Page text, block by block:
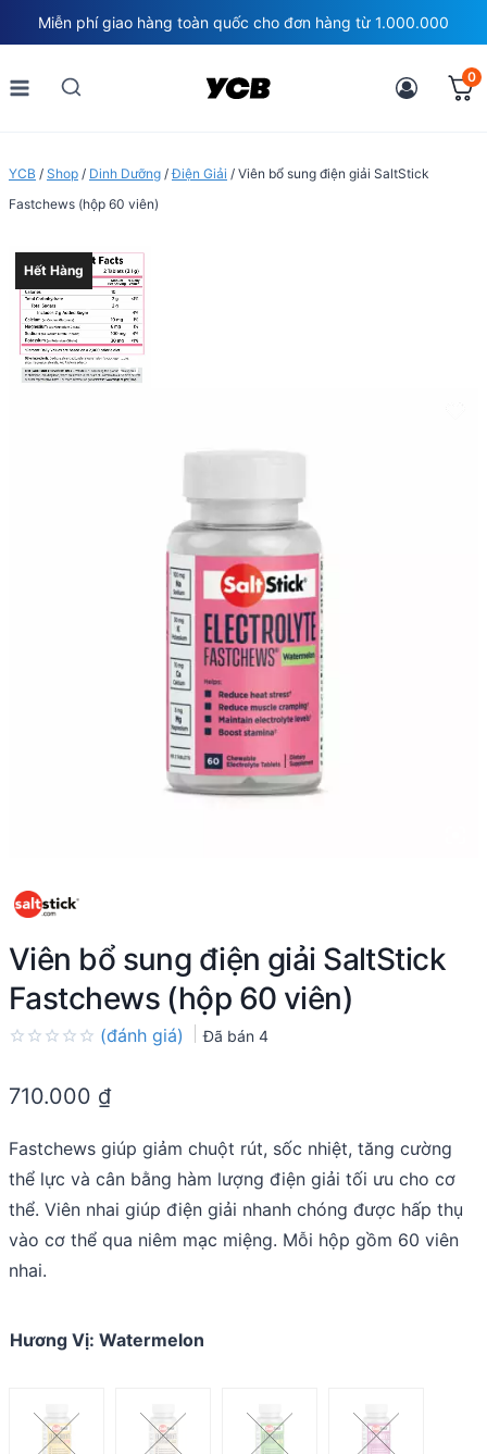
to
content
Miễn phí giao hàng toàn quốc cho đơn hàng từ 1.000.000
0
YCB / Shop / Dinh Dưỡng /Điện Giải / Viên bổ sung điện giải SaltStick
Fastchews (hộp 60 viên)
Hết Hàng
Viên bổ sung điện giải SaltStick
Fastchews (hộp 60 viên)
out
(đánh giá) Đã bán 4
710.000 ₫
Fastchews giúp giảm chuột rút, sốc nhiệt, tăng cường
thể lực và cân bằng hàm lượng điện giải tối ưu cho cơ
thể. Viên nhai giúp điện giải nhanh chóng được hấp thụ
vào cơ thể qua niêm mạc miệng. Mỗi hộp gồm 60 viên
nhai.
Hương Vị: Watermelon